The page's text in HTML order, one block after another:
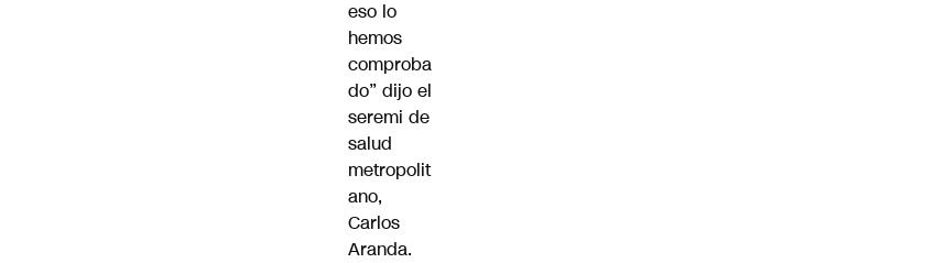
eso lo
hemos
comproba
do” dijo el
seremi de
salud
metropolit
ano,
Carlos
Aranda.